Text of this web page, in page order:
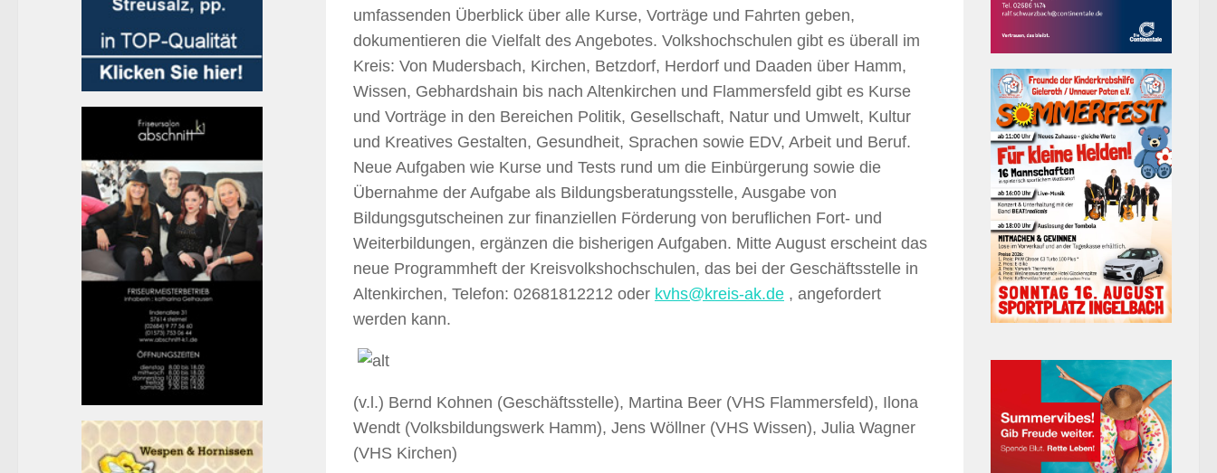
umfassenden Überblick über alle Kurse, Vorträge und Fahrten geben,
dokumentieren die Vielfalt des Angebotes. Volkshochschulen gibt es überall im
Kreis: Von Mudersbach, Kirchen, Betzdorf, Herdorf und Daaden über Hamm,
Wissen, Gebhardshain bis nach Altenkirchen und Flammersfeld gibt es Kurse
und Vorträge in den Bereichen Politik, Gesellschaft, Natur und Umwelt, Kultur
und Kreatives Gestalten, Gesundheit, Sprachen sowie EDV, Arbeit und Beruf.
Neue Aufgaben wie Kurse und Tests rund um die Einbürgerung sowie die
Übernahme der Aufgabe als Bildungsberatungsstelle, Ausgabe von
Bildungsgutscheinen zur finanziellen Förderung von beruflichen Fort- und
Weiterbildungen, ergänzen die bisherigen Aufgaben. Mitte August erscheint das
neue Programmheft der Kreisvolkshochschulen, das bei der Geschäftsstelle in
Altenkirchen, Telefon: 02681812212 oder kvhs@kreis-ak.de , angefordert
werden kann.
(v.l.) Bernd Kohnen (Geschäftsstelle), Martina Beer (VHS Flammersfeld), Ilona
Wendt (Volksbildungswerk Hamm), Jens Wöllner (VHS Wissen), Julia Wagner
(VHS Kirchen)